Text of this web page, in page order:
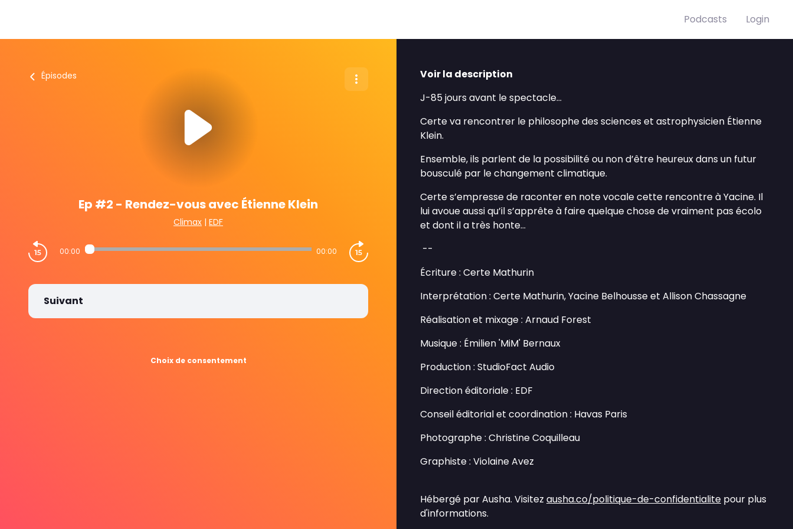
Podcasts Login
Épisodes
Ep #2 - Rendez-vous avec Étienne Klein
Climax | EDF
00:00 00:00
Suivant
Choix de consentement
Voir la description
J-85 jours avant le spectacle...
Certe va rencontrer le philosophe des sciences et astrophysicien Étienne
Klein.
Ensemble, ils parlent de la possibilité ou non d’être heureux dans un futur
bousculé par le changement climatique.
Certe s’empresse de raconter en note vocale cette rencontre à Yacine. Il
lui avoue aussi qu’il s’apprête à faire quelque chose de vraiment pas écolo
et dont il a très honte...
--
Écriture : Certe Mathurin
Interprétation : Certe Mathurin, Yacine Belhousse et Allison Chassagne
Réalisation et mixage : Arnaud Forest
Musique : Émilien 'MiM' Bernaux
Production : StudioFact Audio
Direction éditoriale : EDF
Conseil éditorial et coordination : Havas Paris
Photographe : Christine Coquilleau
Graphiste : Violaine Avez
Hébergé par Ausha. Visitez ausha.co/politique-de-confidentialite pour plus
d'informations.